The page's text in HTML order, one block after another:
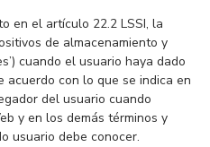
en el artículo 22.2 LSSI, la
de almacenamiento y
cuando el usuario haya dado
acuerdo con lo que se indica en
del usuario cuando
y en los demás términos y
usuario debe conocer.